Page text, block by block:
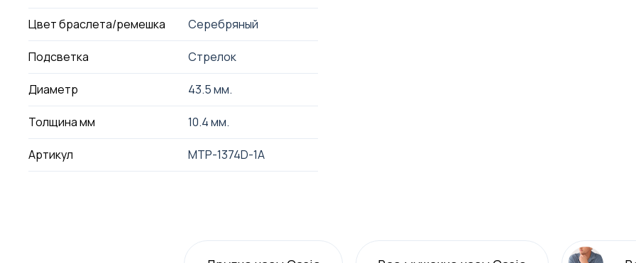
Цвет браслета/ремешка Серебряный
Подсветка Стрелок
Диаметр 43.5 мм.
Толщина мм 10.4 мм.
Артикул MTP-1374D-1A